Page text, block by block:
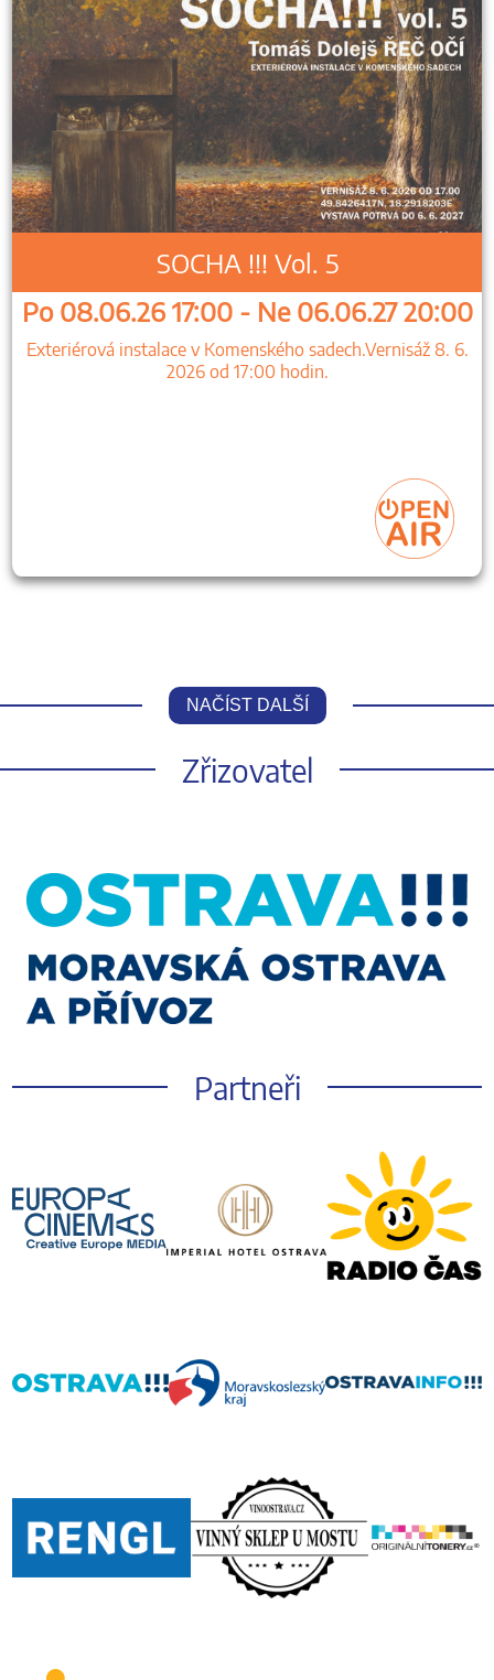
SOCHA !!! Vol. 5
Po 08.06.26 17:00 - Ne 06.06.27 20:00
Exteriérová instalace v Komenského sadech.Vernisáž 8. 6.
2026 od 17:00 hodin.
NAČÍST DALŠÍ
Zřizovatel
Partneři